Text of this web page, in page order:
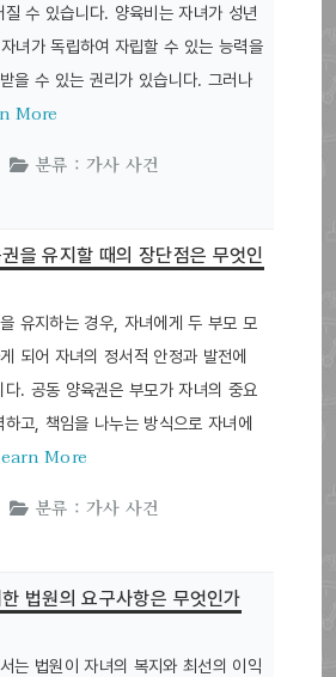
수 있습니다. 양육비는 자녀가 성년
녀가 독립하여 자립할 수 있는 능력을
을 수 있는 권리가 있습니다. 그러나
More
분류 : 가사 사건
을 유지할 때의 장단점은 무엇인
유지하는 경우, 자녀에게 두 부모 모
되어 자녀의 정서적 안정과 발전에
다. 공동 양육권은 부모가 자녀의 중요
고, 책임을 나누는 방식으로 자녀에
More
분류 : 가사 사건
법원의 요구사항은 무엇인가
는 법원이 자녀의 복지와 최선의 이익